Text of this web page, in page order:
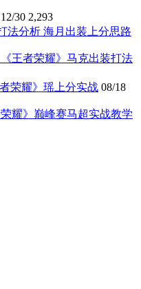
12/30 2,293
法分析 海月出装上分思路
王者荣耀》马克出装打法
荣耀》瑶上分实战 08/18
耀》巅峰赛马超实战教学